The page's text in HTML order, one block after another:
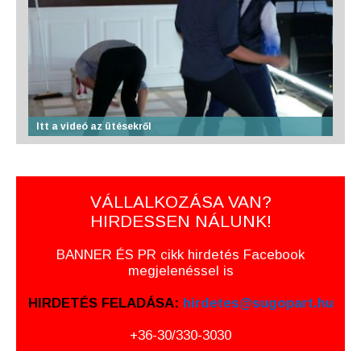
Itt a videó az ütésekről
VÁLLALKOZÁSA VAN?
HIRDESSEN NÁLUNK!
BANNER ÉS PR cikk hirdetés Facebook
megjelenéssel is
HIRDETÉS FELADÁSA: hirdetes@sugopart.hu
+36-30/330-3030